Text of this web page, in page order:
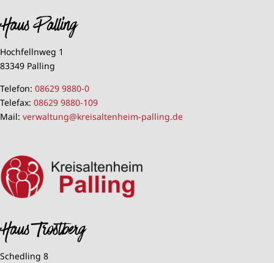
Haus Palling
Hochfellnweg 1
83349 Palling
Telefon: 08629 9880-0
Telefax: 08629 9880-109
Mail: verwaltung@kreisaltenheim-palling.de
Haus Trostberg
Schedling 8